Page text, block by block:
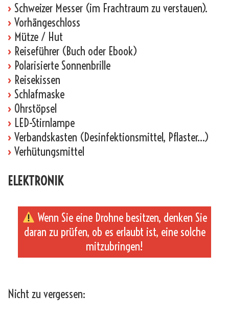
› Schweizer Messer (im Frachtraum zu verstauen).
› Vorhängeschloss
› Mütze / Hut
› Reiseführer (Buch oder Ebook)
› Polarisierte Sonnenbrille
› Reisekissen
› Schlafmaske
› Ohrstöpsel
› LED-Stirnlampe
› Verbandskasten (Desinfektionsmittel, Pflaster…)
› Verhütungsmittel
ELEKTRONIK
Wenn Sie eine Drohne besitzen, denken Sie
daran zu prüfen, ob es erlaubt ist, eine solche
mitzubringen!
Nicht zu vergessen: